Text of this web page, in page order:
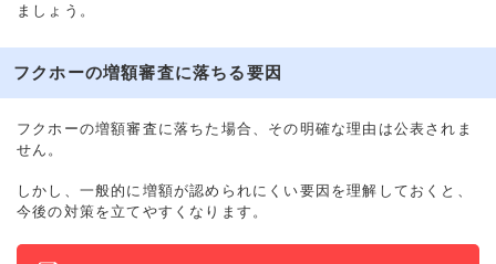
ましょう。
フクホーの増額審査に落ちる要因
フクホーの増額審査に落ちた場合、その明確な理由は公表されま
せん。
しかし、一般的に増額が認められにくい要因を理解しておくと、
今後の対策を立てやすくなります。